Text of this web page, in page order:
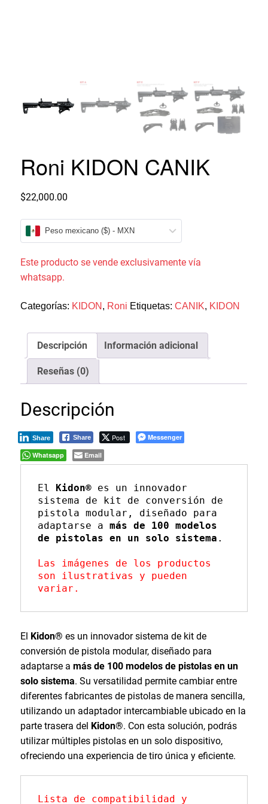
Roni KIDON CANIK
$22,000.00
Peso mexicano ($) - MXN
Este producto se vende exclusivamente vía
whatsapp.
Categorías: KIDON , Roni Etiquetas:CANIK, KIDON
Descripción Información adicional
Reseñas (0)
Descripción
Share Post
Share
Messenger
Whatsapp
Email
El Kidon® es un innovador
sistema de kit de conversión de
pistola modular, diseñado para
adaptarse a más de 100 modelos
de pistolas en un solo sistema .
Las imágenes de los productos
son ilustrativas y pueden
variar.
El Kidon® es un innovador sistema de kit de
conversión de pistola modular, diseñado para
adaptarse a más de 100 modelos de pistolas en un
solo sistema. Su versatilidad permite cambiar entre
diferentes fabricantes de pistolas de manera sencilla,
utilizando un adaptador intercambiable ubicado en la
parte trasera del Kidon®. Con esta solución, podrás
utilizar múltiples pistolas en un solo dispositivo,
ofreciendo una experiencia de tiro única y eficiente.
Lista de compatibilidad y